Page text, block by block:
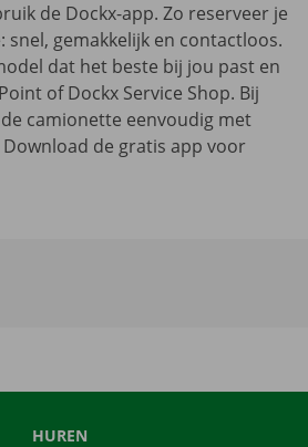
de Dockx-app. Zo reserveer je
snel, gemakkelijk en contactloos.
dat het beste bij jou past en
of Dockx Service Shop. Bij
camionette eenvoudig met
de gratis app voor
HUREN